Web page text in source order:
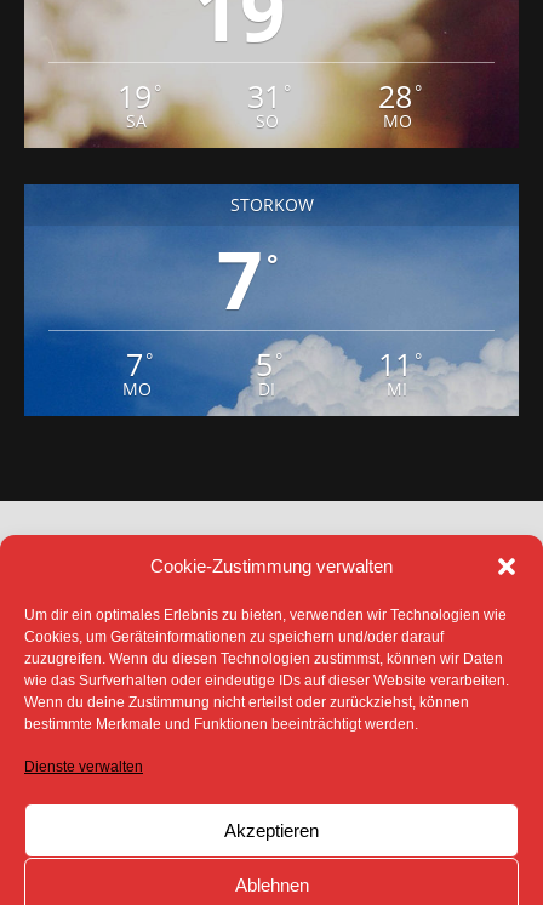
Cookie-Zustimmung verwalten
Um dir ein optimales Erlebnis zu bieten, verwenden wir Technologien wie
Cookies, um Geräteinformationen zu speichern und/oder darauf
zuzugreifen. Wenn du diesen Technologien zustimmst, können wir Daten
wie das Surfverhalten oder eindeutige IDs auf dieser Website verarbeiten.
Wenn du deine Zustimmung nicht erteilst oder zurückziehst, können
bestimmte Merkmale und Funktionen beeinträchtigt werden.
Dienste verwalten
Akzeptieren
Ablehnen
19 °
SA
31 °
SO
28 °
MO
STORKOW
7°
7 °
MO
5°
DI
11°
MI
DATENSCHUTZ
IMPRESSUM
COOKIE-RICHTLINIE (EU)
SÄMTLICHE TEXTE, BILDER UND ANDERE
SOFERN NICHT ANDERS GEKENNZEICHNET- DEM
COPYRIGHT DES SPREEBOTE ONLINE ODER WERDEN